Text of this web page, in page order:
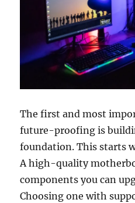
The first and most
future-proofing is
foundation. This starts
A high-quality
components you can
Choosing one with